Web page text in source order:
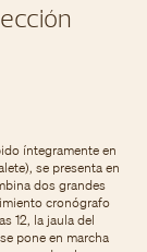
íntegramente en
se presenta en
dos grandes
cronógrafo
12, la jaula del
pone en marcha